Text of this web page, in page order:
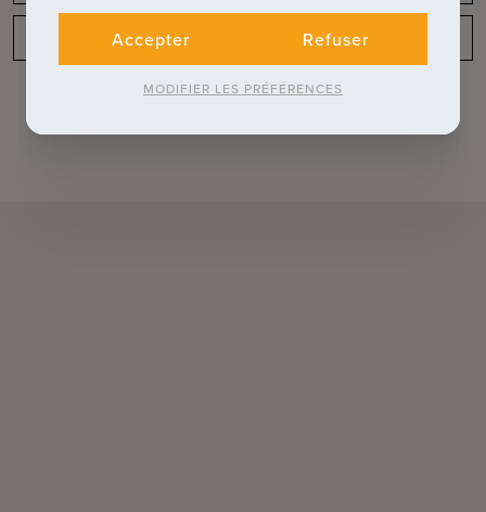
Accepter Refuser
MODIFIER LES PRÉFÉRENCES